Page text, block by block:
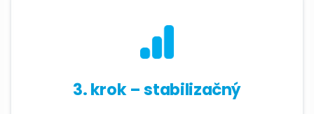
3. krok – stabilizačný